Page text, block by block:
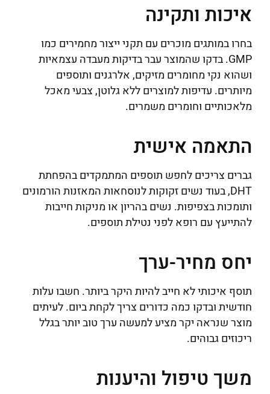
איכות ותקינה
בחרו במותגים מוכרים עם תקני ייצור מחמירים כמו
GMP. בדקו שהמוצר עבר בדיקות מעבדה עצמאיות
ושהוא נקי מחומרים מזיקים, אלרגנים ותוספים
מיותרים. עדיפות למוצרים ללא גלוטן, צבעי מאכל
מלאכותיים וחומרים משמרים.
התאמה אישית
גברים צריכים לחפש תוספים המתמקדים בהפחתת
DHT, בעוד נשים זקוקות לנוסחאות המאזנות הורמונים
ותומכות בצפיפות. נשים בהריון או מניקות חייבות
להתייעץ עם רופא לפני נטילת תוספים.
יחס מחיר-ערך
תוסף איכותי לא חייב להיות היקר ביותר. חשבו עלות
חודשית ובדקו כמה כדורים צריך לקחת ביום. לעיתים
מוצר שנראה יקר מציע למעשה ערך טוב יותר בגלל
ריכוזים גבוהים.
משך טיפול והיענות